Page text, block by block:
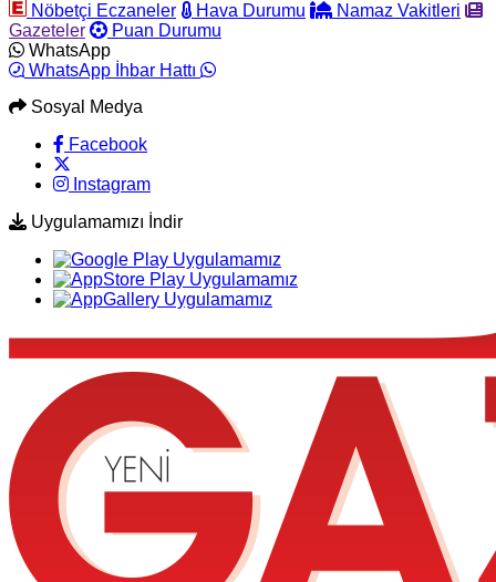
Nöbetçi Eczaneler
Hava Durumu
Namaz Vakitleri
Gazeteler
Puan Durumu
WhatsApp
WhatsApp İhbar Hattı
Sosyal Medya
Facebook
Instagram
Uygulamamızı İndir